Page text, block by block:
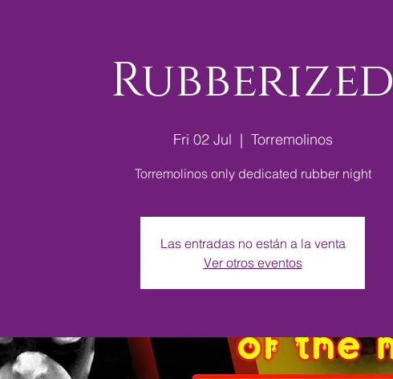
Rubberized
Fri 02 Jul
  |
Torremolinos
Torremolinos only dedicated rubber night
Las entradas no están a la venta
Ver otros eventos